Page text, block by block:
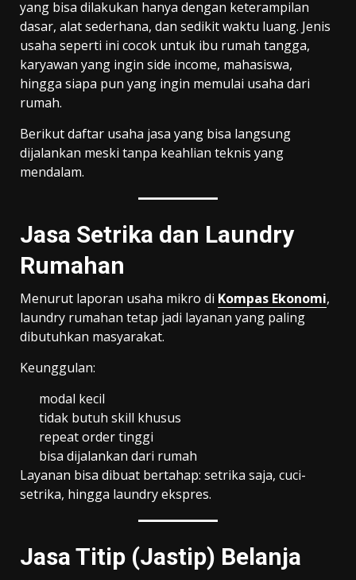
yang bisa dilakukan hanya dengan keterampilan
dasar, alat sederhana, dan sedikit waktu luang. Jenis
usaha seperti ini cocok untuk ibu rumah tangga,
karyawan yang ingin side income, mahasiswa,
hingga siapa pun yang ingin memulai usaha dari
rumah.
Berikut daftar usaha jasa yang bisa langsung
dijalankan meski tanpa keahlian teknis yang
mendalam.
Jasa Setrika dan Laundry
Rumahan
Menurut laporan usaha mikro di Kompas Ekonomi,
laundry rumahan tetap jadi layanan yang paling
dibutuhkan masyarakat.
Keunggulan:
modal kecil
tidak butuh skill khusus
repeat order tinggi
bisa dijalankan dari rumah
Layanan bisa dibuat bertahap: setrika saja, cuci-
setrika, hingga laundry ekspres.
Jasa Titip (Jastip) Belanja